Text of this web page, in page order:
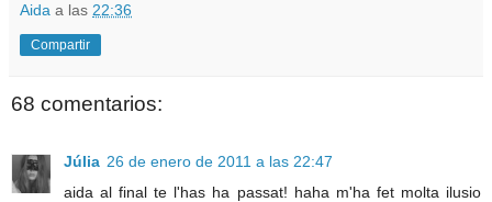
Aida a las 22:36
Compartir
68 comentarios:
Júlia 26 de enero de 2011 a las 22:47
aida al final te l'has ha passat! haha m'ha fet molta ilusio